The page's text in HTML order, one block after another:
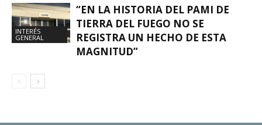
INTERÉS
GENERAL
“EN LA HISTORIA DEL PAMI DE
TIERRA DEL FUEGO NO SE
REGISTRA UN HECHO DE ESTA
MAGNITUD”